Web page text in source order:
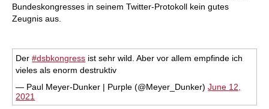
Bundeskongresses in seinem Twitter-Protokoll kein gutes
Zeugnis aus.
Der#dsbkongress ist sehr wild. Aber vor allem empfinde ich
vieles als enorm destruktiv
— Paul Meyer-Dunker | Purple (@Meyer_Dunker)June 12,
2021